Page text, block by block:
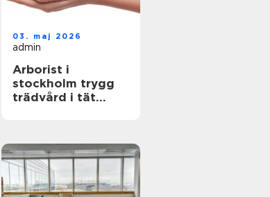
03. maj 2026
admin
Arborist i
stockholm trygg
trädvård i tät